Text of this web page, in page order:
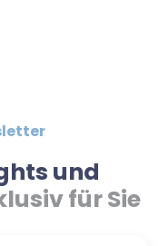
und
für Sie